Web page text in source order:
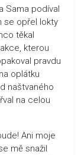
Sama podíval
se opřel lokty
těkal
kterou
pravdu
oplátku
naštvaného
na celou
Ani moje
mě snažil